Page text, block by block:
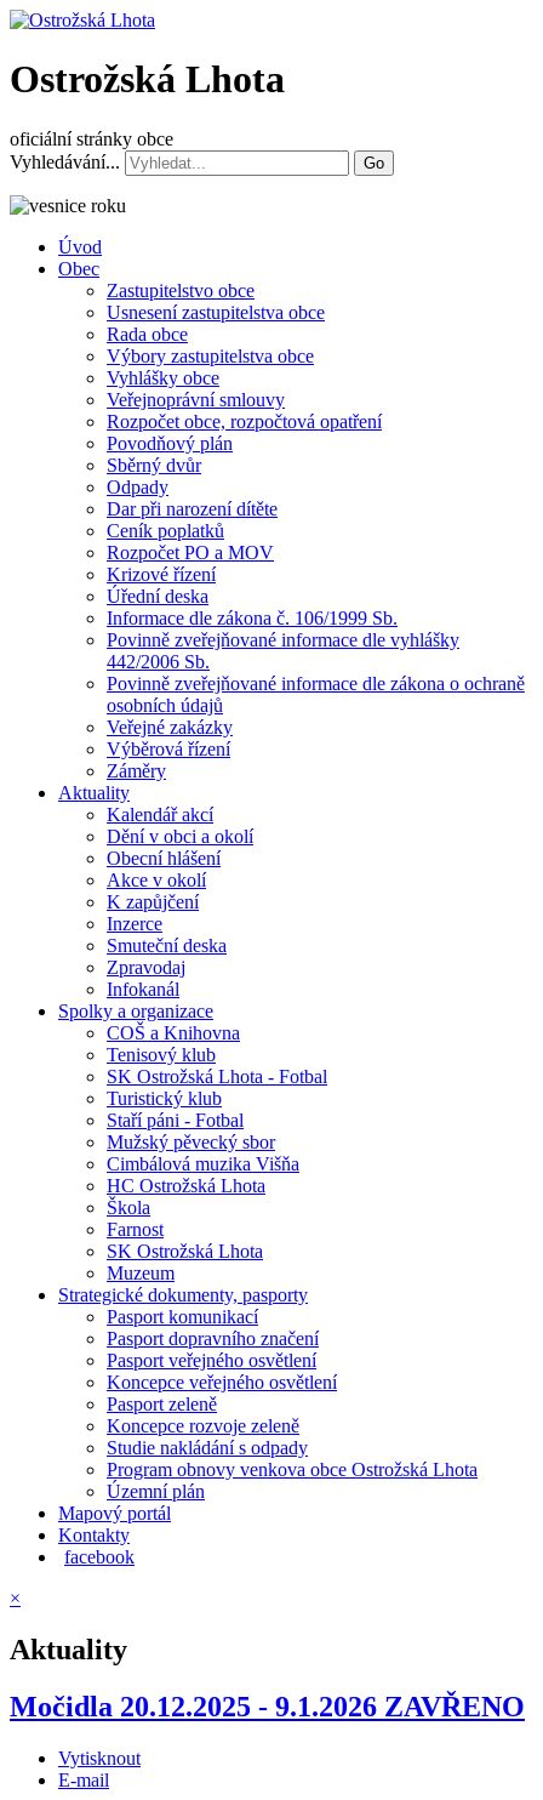
Ostrožská Lhota
oficiální stránky obce
Vyhledávání...
Go
Úvod
Obec
Zastupitelstvo obce
Usnesení zastupitelstva obce
Rada obce
Výbory zastupitelstva obce
Vyhlášky obce
Veřejnoprávní smlouvy
Rozpočet obce, rozpočtová opatření
Povodňový plán
Sběrný dvůr
Odpady
Dar při narození dítěte
Ceník poplatků
Rozpočet PO a MOV
Krizové řízení
Úřední deska
Informace dle zákona č. 106/1999 Sb.
Povinně zveřejňované informace dle vyhlášky
442/2006 Sb.
Povinně zveřejňované informace dle zákona o ochraně
osobních údajů
Veřejné zakázky
Výběrová řízení
Záměry
Aktuality
Kalendář akcí
Dění v obci a okolí
Obecní hlášení
Akce v okolí
K zapůjčení
Inzerce
Smuteční deska
Zpravodaj
Infokanál
Spolky a organizace
COŠ a Knihovna
Tenisový klub
SK Ostrožská Lhota - Fotbal
Turistický klub
Staří páni - Fotbal
Mužský pěvecký sbor
Cimbálová muzika Višňa
HC Ostrožská Lhota
Škola
Farnost
SK Ostrožská Lhota
Muzeum
Strategické dokumenty, pasporty
Pasport komunikací
Pasport dopravního značení
Pasport veřejného osvětlení
Koncepce veřejného osvětlení
Pasport zeleně
Koncepce rozvoje zeleně
Studie nakládání s odpady
Program obnovy venkova obce Ostrožská Lhota
Územní plán
Mapový portál
Kontakty
facebook
×
Aktuality
Močidla 20.12.2025 - 9.1.2026 ZAVŘENO
Vytisknout
E-mail